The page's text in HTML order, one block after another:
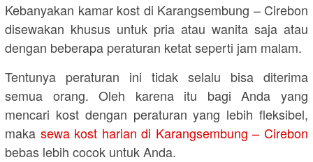
Kebanyakan kamar kost di Karangsembung – Cirebon
disewakan khusus untuk pria atau wanita saja atau
dengan beberapa peraturan ketat seperti jam malam.
Tentunya peraturan ini tidak selalu bisa diterima
semua orang. Oleh karena itu bagi Anda yang
mencari kost dengan peraturan yang lebih fleksibel,
maka sewa kost harian di Karangsembung – Cirebon
bebas lebih cocok untuk Anda.